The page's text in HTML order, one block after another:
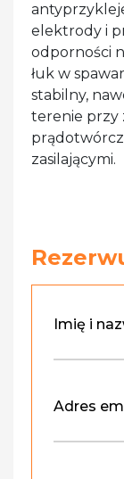
elektrody i
odporności
łuk w
stabilny,
terenie przy
zasilającymi.
Imię i
Adres